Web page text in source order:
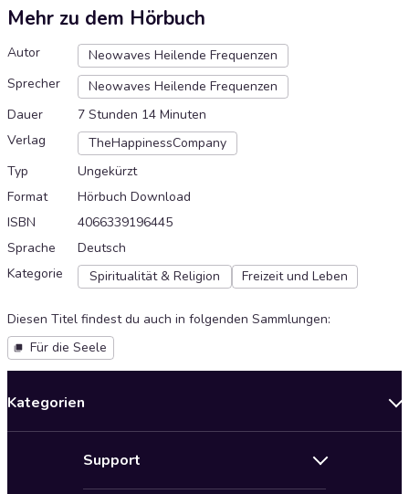
Mehr zu dem Hörbuch
Autor
Neowaves Heilende Frequenzen
Sprecher
Neowaves Heilende Frequenzen
Dauer
7 Stunden 14 Minuten
Verlag
TheHappinessCompany
Typ
Ungekürzt
Format
Hörbuch Download
ISBN
4066339196445
Sprache
Deutsch
Kategorie
Spiritualität & Religion Freizeit und Leben
Diesen Titel findest du auch in folgenden Sammlungen:
Für die Seele
Kategorien
Support